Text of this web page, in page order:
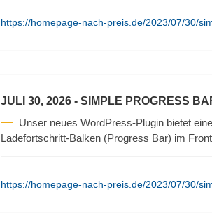
https://homepage-nach-preis.de/2023/07/30/
JULI 30, 2026 - SIMPLE PROGRESS
Unser neues WordPress-Plugin bietet
Ladefortschritt-Balken (Progress Bar) im Front
https://homepage-nach-preis.de/2023/07/30/